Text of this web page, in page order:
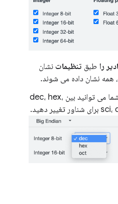
را طبق تنظیمات نشان
نشان داده می شوند.
قابل کلیک است. شما می توانید بین dec، hex،